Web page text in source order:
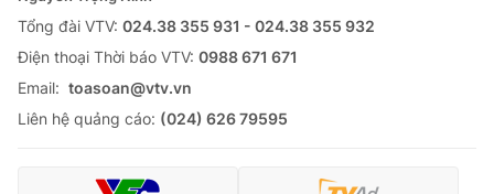
Tổng đài VTV: 024.38 355 931 - 024.38 355 932
Ðiện thoại Thời báo VTV: 0988 671 671
Email: toasoan@vtv.vn
Liên hệ quảng cáo: (024) 626 79595